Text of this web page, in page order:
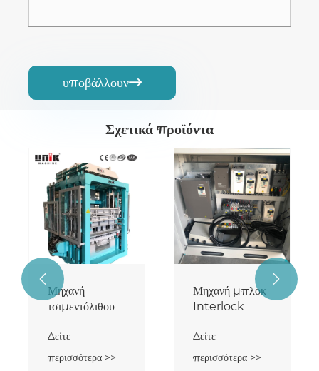
υποβάλλουν
Σχετικά προϊόντα
Μηχανή
τσιμεντόλιθου
Δείτε
περισσότερα >>
Μηχανή μπλοκ
Interlock
Δείτε
περισσότερα >>
 